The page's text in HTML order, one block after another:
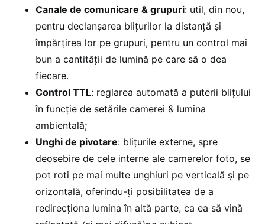
Canale de comunicare & grupuri: util, din nou,
pentru declanșarea blițurilor la distanță și
împărțirea lor pe grupuri, pentru un control mai
bun a cantității de lumină pe care să o dea
fiecare.
Control TTL: reglarea automată a puterii blițului
în funcție de setările camerei & lumina
ambientală;
Unghi de pivotare: blițurile externe, spre
deosebire de cele interne ale camerelor foto, se
pot roti pe mai multe unghiuri pe verticală și pe
orizontală, oferindu-ți posibilitatea de a
redirecționa lumina în altă parte, ca ea să vină